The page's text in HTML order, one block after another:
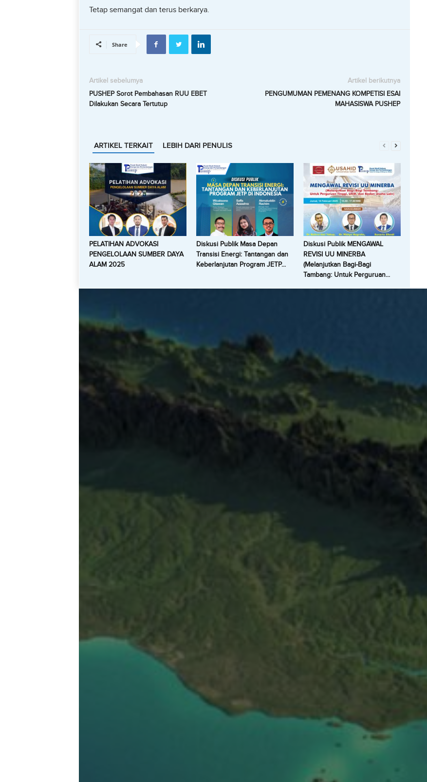
Tetap semangat dan terus berkarya.
Share
Artikel sebelumya
PUSHEP Sorot Pembahasan RUU EBET
Dilakukan Secara Tertutup
Artikel berikutnya
PENGUMUMAN PEMENANG KOMPETISI ESAI
MAHASISWA PUSHEP
ARTIKEL TERKAIT LEBIH DARI PENULIS
PELATIHAN ADVOKASI
PENGELOLAAN SUMBER DAYA
ALAM 2025
Diskusi Publik Masa Depan
Transisi Energi: Tantangan dan
Keberlanjutan Program JETP...
Diskusi Publik MENGAWAL
REVISI UU MINERBA
(Melanjutkan Bagi-Bagi
Tambang: Untuk Perguruan...